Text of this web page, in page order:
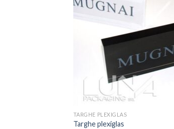
TARGHE PLEXIGLAS
Targhe plexiglas